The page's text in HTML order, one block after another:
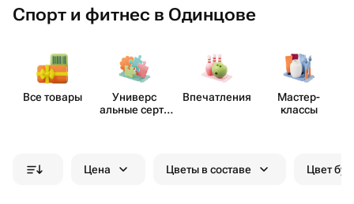
Спорт и фитнес в Одинцове
Все товары
Универс​
альные серти​
Впеча​тления
Мастер-​
классы
Цена Цветы в составе Цвет